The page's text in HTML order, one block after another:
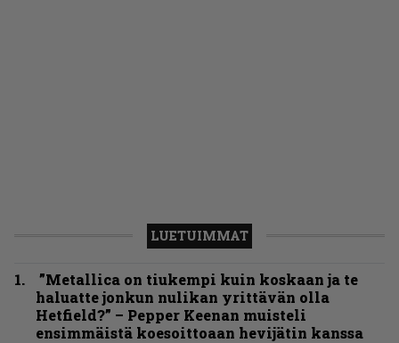
LUETUIMMAT
”Metallica on tiukempi kuin koskaan ja te
haluatte jonkun nulikan yrittävän olla
Hetfield?” – Pepper Keenan muisteli
ensimmäistä koesoittoaan hevijätin kanssa